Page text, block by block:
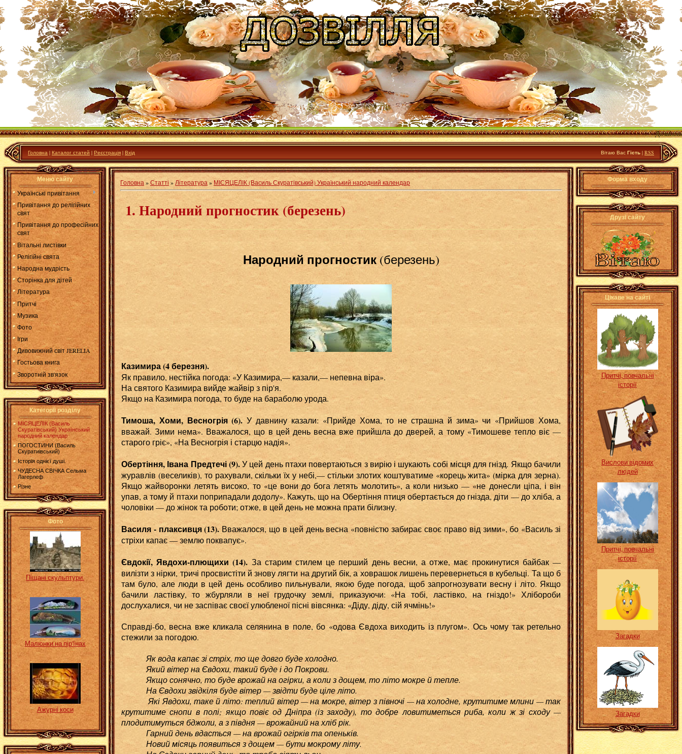
Дозвілля
Головна | Каталог статей | Реєстрація | Вхід Вітаю Вас Гість | RSS
Меню сайту
Українські привітання
Привітання до релігійних
свят
Привітання до професійних
свят
Вітальні листівки
Релігійні свята
Народна мудрість
Сторінка для дітей
Література
Притчі
Музика
Фото
Ігри
Дивовижний світ JERELIA
Гостьова книга
Зворотній зв'язок
Категорії розділу
МІСЯЦЕЛІК (Василь
Скуратівський) Український
народний календар
ПОГОСТИНИ (Василь
Скуратиівський)
Історія однієї душі.
ЧУДЕСНА СВІЧКА Сельма
Лагерлеф
Різне
Фото
Піщані скульптури.
Малюнки на пір'їнах
Ажурні коси
Головна »Статті » Література » МІСЯЦЕЛІК (Василь Скуратівський) Український народний календар
1. Народний прогностик (березень)
Народний прогностик(березень)
Казимира (4 березня).
Як правило, нестійка погода: «У Казимира,— казали,— непевна віра».
На святого Казимира вийде жайвір з пір'я.
Якщо на Казимира погода, то буде на бараболю урода.
Тимоша, Хоми, Весногрія (6). У давнину казали: «Прийде Хома, то не страшна й зима» чи «Прийшов Хома,
вважай. Зими нема». Вважалося, що в цей день весна вже прийшла до дверей, а тому «Тимошеве тепло віє —
старого гріє», «На Весногрія і старцю надія».
Обертіння, Івана Предтечі (9).У цей день птахи повертаються з вирію і шукають собі місця для гнізд. Якщо бачили
журавлів (веселиків), то рахували, скільки їх у небі,— стільки злотих коштуватиме «корець жита» (мірка для зерна).
Якщо жайворонки летять високо, то «це вони до бога летять молотить», а коли низько — «не донесли ціпа, і він
упав, а тому й птахи поприпадали додолу». Кажуть, що на Обертіння птиця обертається до гнізда, діти — до хліба, а
чоловіки — до жінок та роботи; отже, в цей день не можна прати білизну.
Василя - плаксивця (13). Вважалося, що в цей день весна «повністю забирає своє право від зими», бо «Василь зі
стріхи капає — землю поквапує».
Євдокії, Явдохи-плющихи (14). За старим стилем це перший день весни, а отже, має прокинутися байбак —
вилізти з нірки, тричі просвистіти й знову лягти на другий бік, а ховрашок лишень перевернеться в кубельці. Та що б
там було, але люди в цей день особливо пильнували, якою буде погода, щоб запрогнозувати весну і літо. Якщо
бачили ластівку, то жбурляли в неї грудочку землі, приказуючи: «На тобі, ластівко, на гніздо!» Хлібороби
дослухалися, чи не заспіває своєї улюбленої пісні вівсянка: «Діду, діду, сій ячмінь!»
Справді-бо, весна вже кликала селянина в поле, бо «одова Євдоха виходить із плугом». Ось чому так ретельно
стежили за погодою.
Як вода капає зі стріх, то ще довго буде холодно.
Який вітер на Євдохи, такий буде і до Покрови.
Якщо сонячно, то буде врожай на огірки, а коли з дощем, то літо мокре й тепле.
На Євдохи звідкіля буде вітер — звідти буде ціле літо.
Які Явдохи, таке й літо: теплий вітер — на мокре, вітер з півночі — на холодне, крутитиме млини — так
крутитиме снопи в полі; якщо повіє од Дніпра (із заходу), то добре ловитиметься риба, коли ж зі сходу —
плодитимуться бджоли, а з півдня — врожайний на хліб рік.
Гарний день вдасться — на врожай огірків та опеньків.
Новий місяць появиться з дощем — бути мокрому літу.
Форма входу
Друзі сайту
Цікаве на сайті
Притчі, повчальні
історії
Вислови відомих
людей
Притчі, повчальні
історії
Загадки
Загадки